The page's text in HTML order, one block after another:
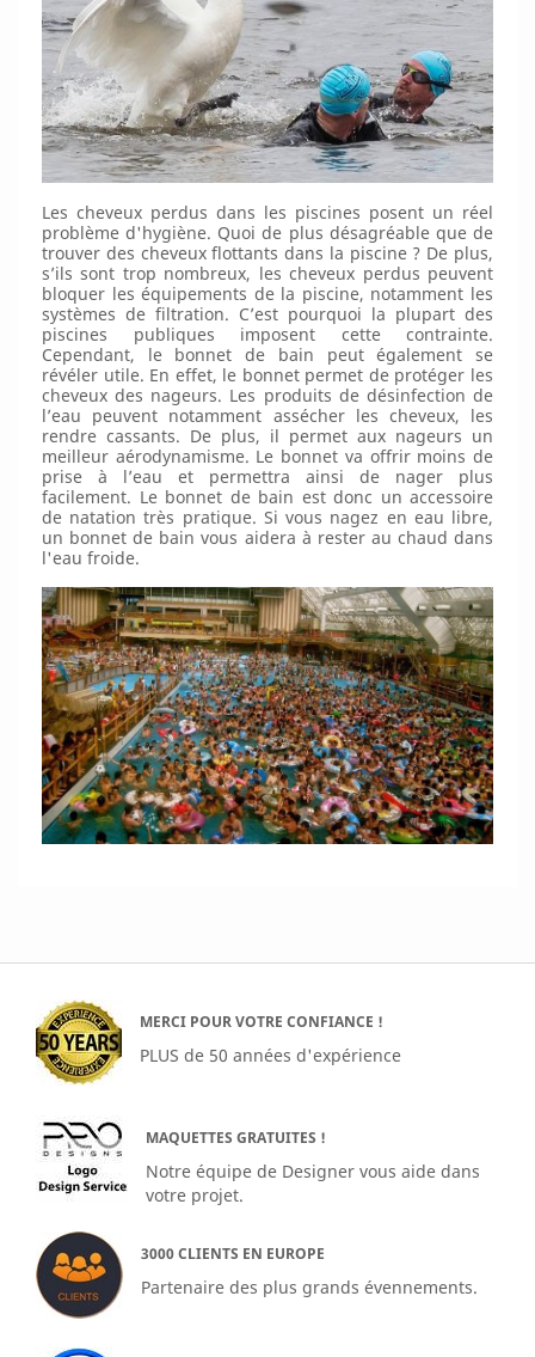
Les cheveux perdus dans les piscines posent un réel
problème d'hygiène. Quoi de plus désagréable que de
trouver des cheveux flottants dans la piscine ? De plus,
s’ils sont trop nombreux, les cheveux perdus peuvent
bloquer les équipements de la piscine, notamment les
systèmes de filtration. C’est pourquoi la plupart des
piscines publiques imposent cette contrainte.
Cependant, le bonnet de bain peut également se
révéler utile. En effet, le bonnet permet de protéger les
cheveux des nageurs. Les produits de désinfection de
l’eau peuvent notamment assécher les cheveux, les
rendre cassants. De plus, il permet aux nageurs un
meilleur aérodynamisme. Le bonnet va offrir moins de
prise à l’eau et permettra ainsi de nager plus
facilement. Le bonnet de bain est donc un accessoire
de natation très pratique. Si vous nagez en eau libre,
un bonnet de bain vous aidera à rester au chaud dans
l'eau froide.
MERCI POUR VOTRE CONFIANCE !
PLUS de 50 années d'expérience
MAQUETTES GRATUITES !
Notre équipe de Designer vous aide dans
votre projet.
3000 CLIENTS EN EUROPE
Partenaire des plus grands évennements.